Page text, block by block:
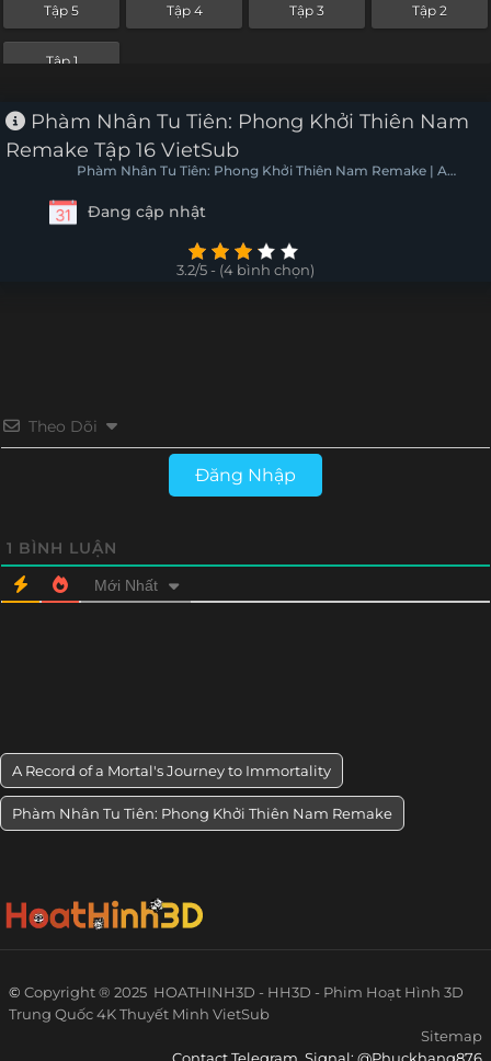
Tập 5 Tập 4 Tập 3 Tập 2
Tập 1
Phàm Nhân Tu Tiên: Phong Khởi Thiên Nam
Remake Tập 16 VietSub
Phàm Nhân Tu Tiên: Phong Khởi Thiên Nam Remake | A
Đang cập nhật
3.2/5 - (4 bình chọn)
Theo Dõi
Đăng Nhập
1 BÌNH LUẬN
Mới Nhất
A Record of a Mortal's Journey to Immortality
Phàm Nhân Tu Tiên: Phong Khởi Thiên Nam Remake
© Copyright ® 2025 HOATHINH3D - HH3D - Phim Hoạt Hình 3D
Trung Quốc 4K Thuyết Minh VietSub
Sitemap